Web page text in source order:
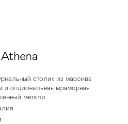
столик из массива
и опциональная мраморная
металл.